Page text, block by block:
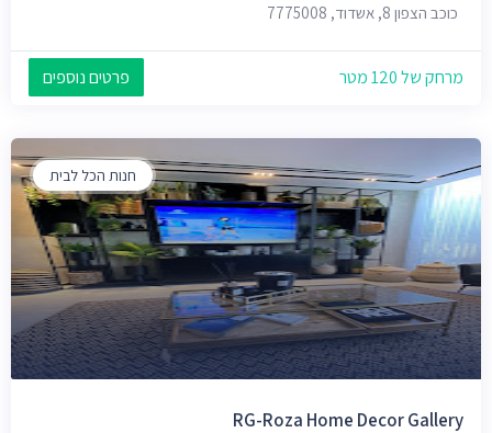
כוכב הצפון 8, אשדוד, 7775008
מרחק של 120 מטר פרטים נוספים
חנות הכל לבית
RG-Roza Home Decor Gallery